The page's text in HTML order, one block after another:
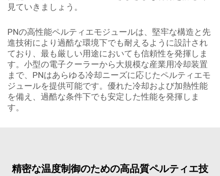
見ていきましょう。
PNの高性能ペルティエモジュールは、堅牢な構造と先
進技術により過酷な環境下でも耐えるように設計され
ており、最も厳しい用途においても信頼性を発揮しま
す。小型の電子クーラーから大規模な産業用冷却装置
まで、PNはあらゆる冷却ニーズに応じたペルティエモ
ジュールを提供可能です。優れた冷却および加熱性能
を備え、過酷な条件下でも安定した性能を発揮しま
す。
精密な温度制御のための高品質ペルティエ技